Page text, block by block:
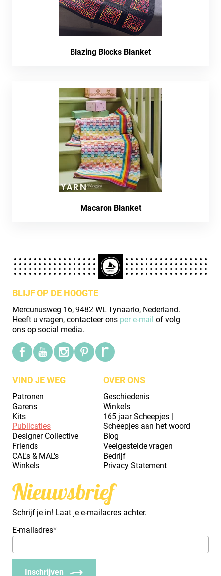
Blazing Blocks Blanket
Macaron Blanket
BLIJF OP DE HOOGTE
Mercuriusweg 16, 9482 WL Tynaarlo, Nederland.
Heeft u vragen, contacteer ons per e-mail of volg
ons op social media.
VIND JE WEG
Patronen
Garens
Kits
Publicaties
Designer Collective
Friends
CAL's & MAL's
Winkels
OVER ONS
Geschiedenis
Winkels
165 jaar Scheepjes |
Scheepjes aan het woord
Blog
Veelgestelde vragen
Bedrijf
Privacy Statement
Nieuwsbrief
Schrijf je in! Laat je e-mailadres achter.
E-mailadres*
Inschrijven